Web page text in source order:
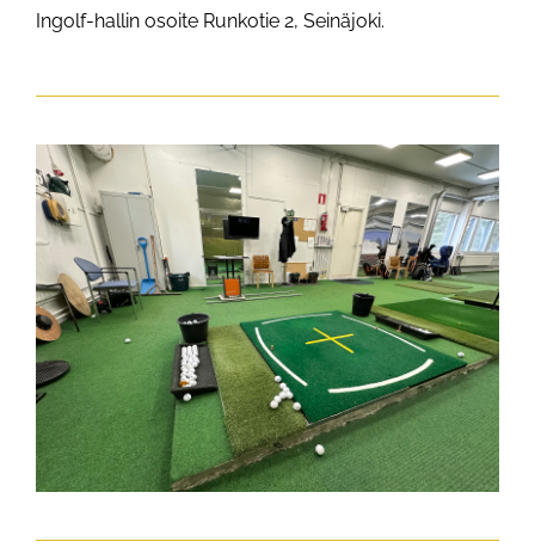
Ingolf-hallin osoite Runkotie 2, Seinäjoki.